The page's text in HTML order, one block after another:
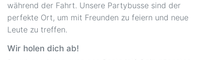
während der Fahrt. Unsere Partybusse sind der
perfekte Ort, um mit Freunden zu feiern und neue
Leute zu treffen.
Wir holen dich ab!